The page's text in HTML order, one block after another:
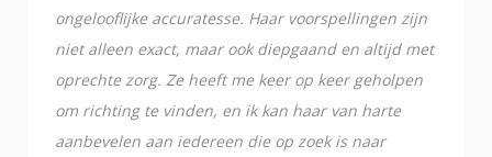
ongelooflijke accuratesse. Haar voorspellingen zijn
niet alleen exact, maar ook diepgaand en altijd met
oprechte zorg. Ze heeft me keer op keer geholpen
om richting te vinden, en ik kan haar van harte
aanbevelen aan iedereen die op zoek is naar